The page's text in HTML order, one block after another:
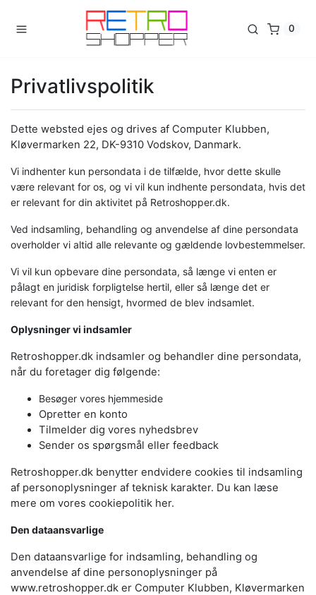
0
Privatlivspolitik
Dette websted ejes og drives af Computer Klubben,
Kløvermarken 22, DK-9310 Vodskov, Danmark.
Vi indhenter kun persondata i de tilfælde, hvor dette skulle
være relevant for os, og vi vil kun indhente persondata, hvis det
er relevant for din aktivitet på Retroshopper.dk.
Ved indsamling, behandling og anvendelse af dine persondata
overholder vi altid alle relevante og gældende lovbestemmelser.
Vi vil kun opbevare dine persondata, så længe vi enten er
pålagt en juridisk forpligtelse hertil, eller så længe det er
relevant for den hensigt, hvormed de blev indsamlet.
Oplysninger vi indsamler
Retroshopper.dk indsamler og behandler dine persondata,
når du foretager dig følgende:
Besøger vores hjemmeside
Opretter en konto
Tilmelder dig vores nyhedsbrev
Sender os spørgsmål eller feedback
Retroshopper.dk benytter endvidere cookies til indsamling
af personoplysninger af teknisk karakter. Du kan læse
mere om vores cookiepolitik her.
Den dataansvarlige
Den dataansvarlige for indsamling, behandling og
anvendelse af dine personoplysninger på
www.retroshopper.dk er Computer Klubben, Kløvermarken